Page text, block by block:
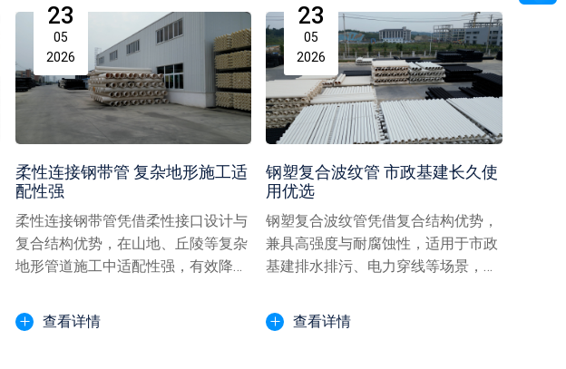
23
05
2026
柔性连接钢带管 复杂地形施工适
配性强
柔性连接钢带管凭借柔性接口设计与
复合结构优势，在山地、丘陵等复杂
地形管道施工中适配性强，有效降低
查看详情
23
05
2026
钢塑复合波纹管 市政基建长久使
用优选
钢塑复合波纹管凭借复合结构优势，
兼具高强度与耐腐蚀性，适用于市政
基建排水排污、电力穿线等场景，以
查看详情